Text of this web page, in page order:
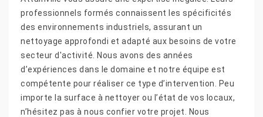
professionnels formés connaissent les spécificités
des environnements industriels, assurant un
nettoyage approfondi et adapté aux besoins de votre
secteur d'activité. Nous avons des années
d’expériences dans le domaine et notre équipe est
compétente pour réaliser ce type d’intervention. Peu
importe la surface à nettoyer ou l’état de vos locaux,
n’hésitez pas à nous confier votre projet. Nous